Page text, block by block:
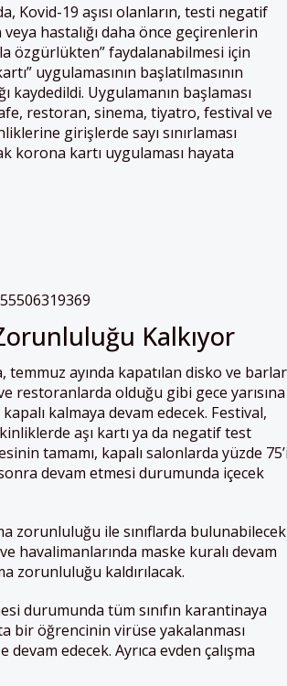
Kovid-19 aşısı olanların, testi negatif
veya hastalığı daha önce geçirenlerin
özgürlükten” faydalanabilmesi için
uygulamasının başlatılmasının
kaydedildi. Uygulamanın başlaması
restoran, sinema, tiyatro, festival ve
girişlerde sayı sınırlaması
korona kartı uygulaması hayata
Kalkıyor
temmuz ayında kapatılan disko ve barlar
restoranlarda olduğu gibi gece yarısına
kalmaya devam edecek. Festival,
aşı kartı ya da negatif test
tamamı, kapalı salonlarda yüzde
devam etmesi durumunda içecek
zorunluluğu ile sınıflarda bulunabilecek
havalimanlarında maske kuralı devam
zorunluluğu kaldırılacak.
durumunda tüm sınıfın karantinaya
bir öğrencinin virüse yakalanması
edecek. Ayrıca evden çalışma